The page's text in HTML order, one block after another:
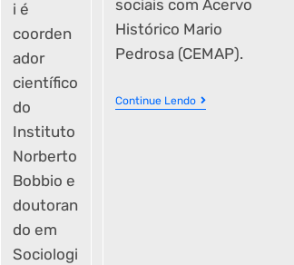
i é
coorden
ador
científico
do
Instituto
Norberto
Bobbio e
doutoran
do em
Sociologi
sociais com Acervo
Histórico Mario
Pedrosa (CEMAP).
Continue Lendo